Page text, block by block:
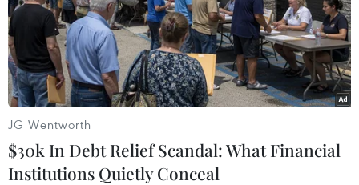
được nhiều người tiêu dùng biết đến, có đầu ra
ổn định, nâng cao thu nhập cho người nuôi ong
trong vùng./.
(TTXVN/Vietnam+)
JG Wentworth
$30k In Debt Relief Scandal: What Financial
Institutions Quietly Conceal